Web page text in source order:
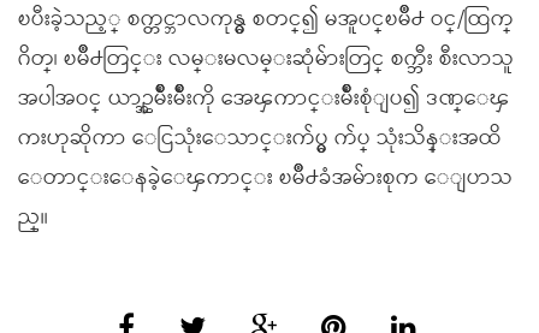
ၿပီးခဲ့သည့္ စက္တင္ဘာလကုန္မွ စတင္၍ မအူပင္ၿမိဳ႕ ဝင္/ထြက္
ဂိတ္၊ ၿမိဳ႕တြင္း လမ္းမလမ္းဆုံမ်ားတြင္ စက္ဘီး စီးလာသူ
အပါအဝင္ ယာဥ္အမ်ိဳးမ်ိဳးကို အေၾကာင္းမ်ိဳးစုံျပ၍ ဒဏ္ေၾ
ကးဟုဆိုကာ ေငြသုံးေသာင္းက်ပ္မွ က်ပ္ သုံးသိန္းအထိ
ေတာင္းေနခဲ့ေၾကာင္း ၿမိဳ႕ခံအမ်ားစုက ေျပာသ
ည္။